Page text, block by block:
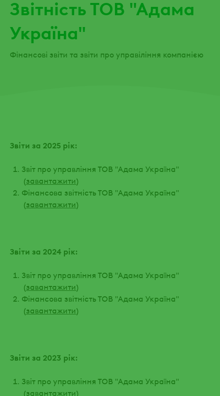
Звітність ТОВ "Адама
Україна"
Фінансові звіти та звіти про управіління компанією
Звіти за 2025 рік:
Звіт про управління ТОВ "Адама Україна"
(завантажити)
Фінансова звітність ТОВ "Адама Україна"
(завантажити)
Звіти за 2024 рік:
Звіт про управління ТОВ "Адама Україна"
(завантажити)
Фінансова звітність ТОВ "Адама Україна"
(завантажити)
Звіти за 2023 рік:
Звіт про управління ТОВ "Адама Україна"
(завантажити)